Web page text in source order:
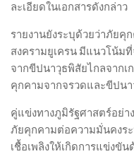
ละเอียดในเอกสารดังกล่าว
รายงานยังระบุด้วยว่าภัย
สงครามยูเครน มีแนวโน้ม
จากขีปนาวุธพิสัยไกลจากเ
คุกคามจากจรวดและขีปน
คู่แข่งทางภูมิรัฐศาสตร์อย่า
ภัยคุกคามต่อความมั่นคงระ
เชื้อเพลิงให้เกิดการแข่งขัน